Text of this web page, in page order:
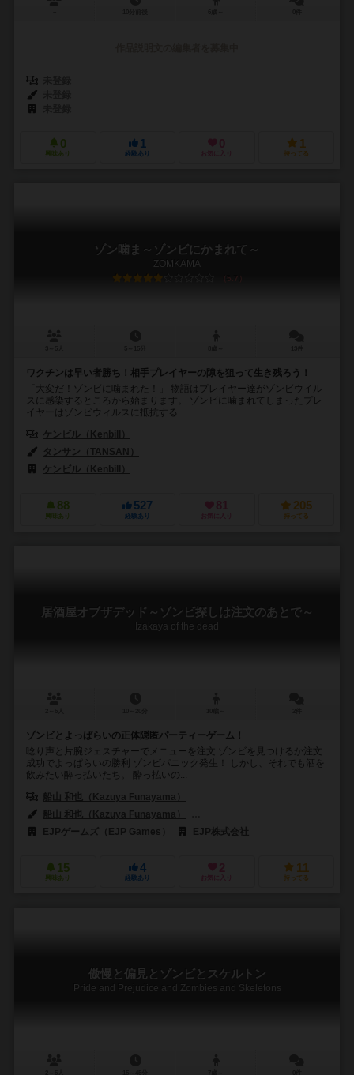
0
興味あり
1
経験あり
0
お気に入り
1
持ってる
ゾン噛ま～ゾンビにかまれて～
ZOMKAMA
5.7
ワクチンは早い者勝ち！相手プレイヤーの隙を狙って生き残ろう！
「大変だ！ゾンビに噛まれた！」 物語はプレイヤー達がゾンビウイル
スに感染するところから始まります。 ゾンビに噛まれてしまったプレ
イヤーはゾンビウィルスに抵抗する...
ケンビル（Kenbill）
タンサン（TANSAN）
ケンビル（Kenbill）
88
興味あり
527
経験あり
81
お気に入り
205
持ってる
居酒屋オブザデッド～ゾンビ探しは注文のあとで～
Izakaya of the dead
ゾンビとよっぱらいの正体隠匿パーティーゲーム！
唸り声と片腕ジェスチャーでメニューを注文 ゾンビを見つけるか注文
成功でよっぱらいの勝利 ゾンビパニック発生！ しかし、それでも酒を
飲みたい酔っ払いたち。 酔っ払いの...
船山 和也（Kazuya Funayama）
船山 和也（Kazuya Funayama）
EJPゲームズ（EJP Games）
EJP株式会社
15
興味あり
4
経験あり
2
お気に入り
11
持ってる
傲慢と偏見とゾンビとスケルトン
Pride and Prejudice and Zombies and Skeletons